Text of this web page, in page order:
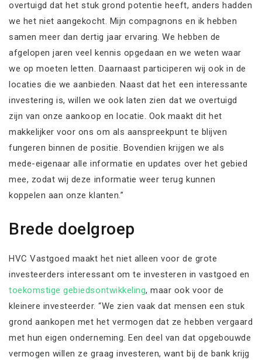
overtuigd dat het stuk grond potentie heeft, anders hadden
we het niet aangekocht. Mijn compagnons en ik hebben
samen meer dan dertig jaar ervaring. We hebben de
afgelopen jaren veel kennis opgedaan en we weten waar
we op moeten letten. Daarnaast participeren wij ook in de
locaties die we aanbieden. Naast dat het een interessante
investering is, willen we ook laten zien dat we overtuigd
zijn van onze aankoop en locatie. Ook maakt dit het
makkelijker voor ons om als aanspreekpunt te blijven
fungeren binnen de positie. Bovendien krijgen we als
mede-eigenaar alle informatie en updates over het gebied
mee, zodat wij deze informatie weer terug kunnen
koppelen aan onze klanten.”
Brede doelgroep
HVC Vastgoed maakt het niet alleen voor de grote
investeerders interessant om te investeren in vastgoed en
toekomstige gebiedsontwikkeling, maar ook voor de
kleinere investeerder. “We zien vaak dat mensen een stuk
grond aankopen met het vermogen dat ze hebben vergaard
met hun eigen onderneming. Een deel van dat opgebouwde
vermogen willen ze graag investeren, want bij de bank krijg